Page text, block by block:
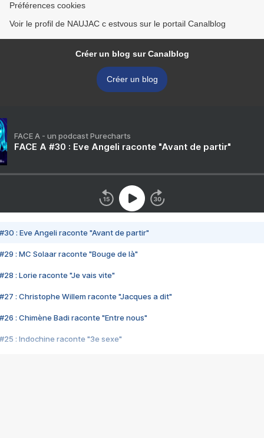
Préférences cookies
Voir le profil de NAUJAC c estvous sur le portail Canalblog
Créer un blog sur Canalblog
Créer un blog
FACE A - un podcast Purecharts
FACE A #30 : Eve Angeli raconte "Avant de partir"
#30 : Eve Angeli raconte "Avant de partir"
#29 : MC Solaar raconte "Bouge de là"
#28 : Lorie raconte "Je vais vite"
#27 : Christophe Willem raconte "Jacques a dit"
#26 : Chimène Badi raconte "Entre nous"
#25 : Indochine raconte "3e sexe"